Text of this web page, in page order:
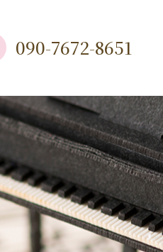
090-7672-8651